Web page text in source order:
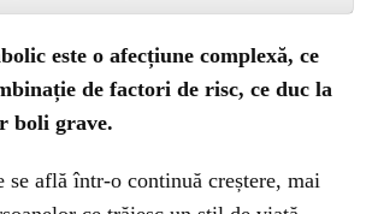
este o afecțiune complexă, ce
de factori de risc, ce duc la
boli grave.
se află într-o continuă creștere, mai